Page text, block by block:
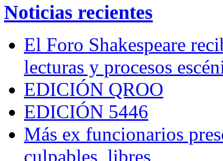
Noticias recientes
El Foro Shakespeare
lecturas y procesos
EDICIÓN QROO
EDICIÓN 5446
Más ex funcionarios
culpables, libres